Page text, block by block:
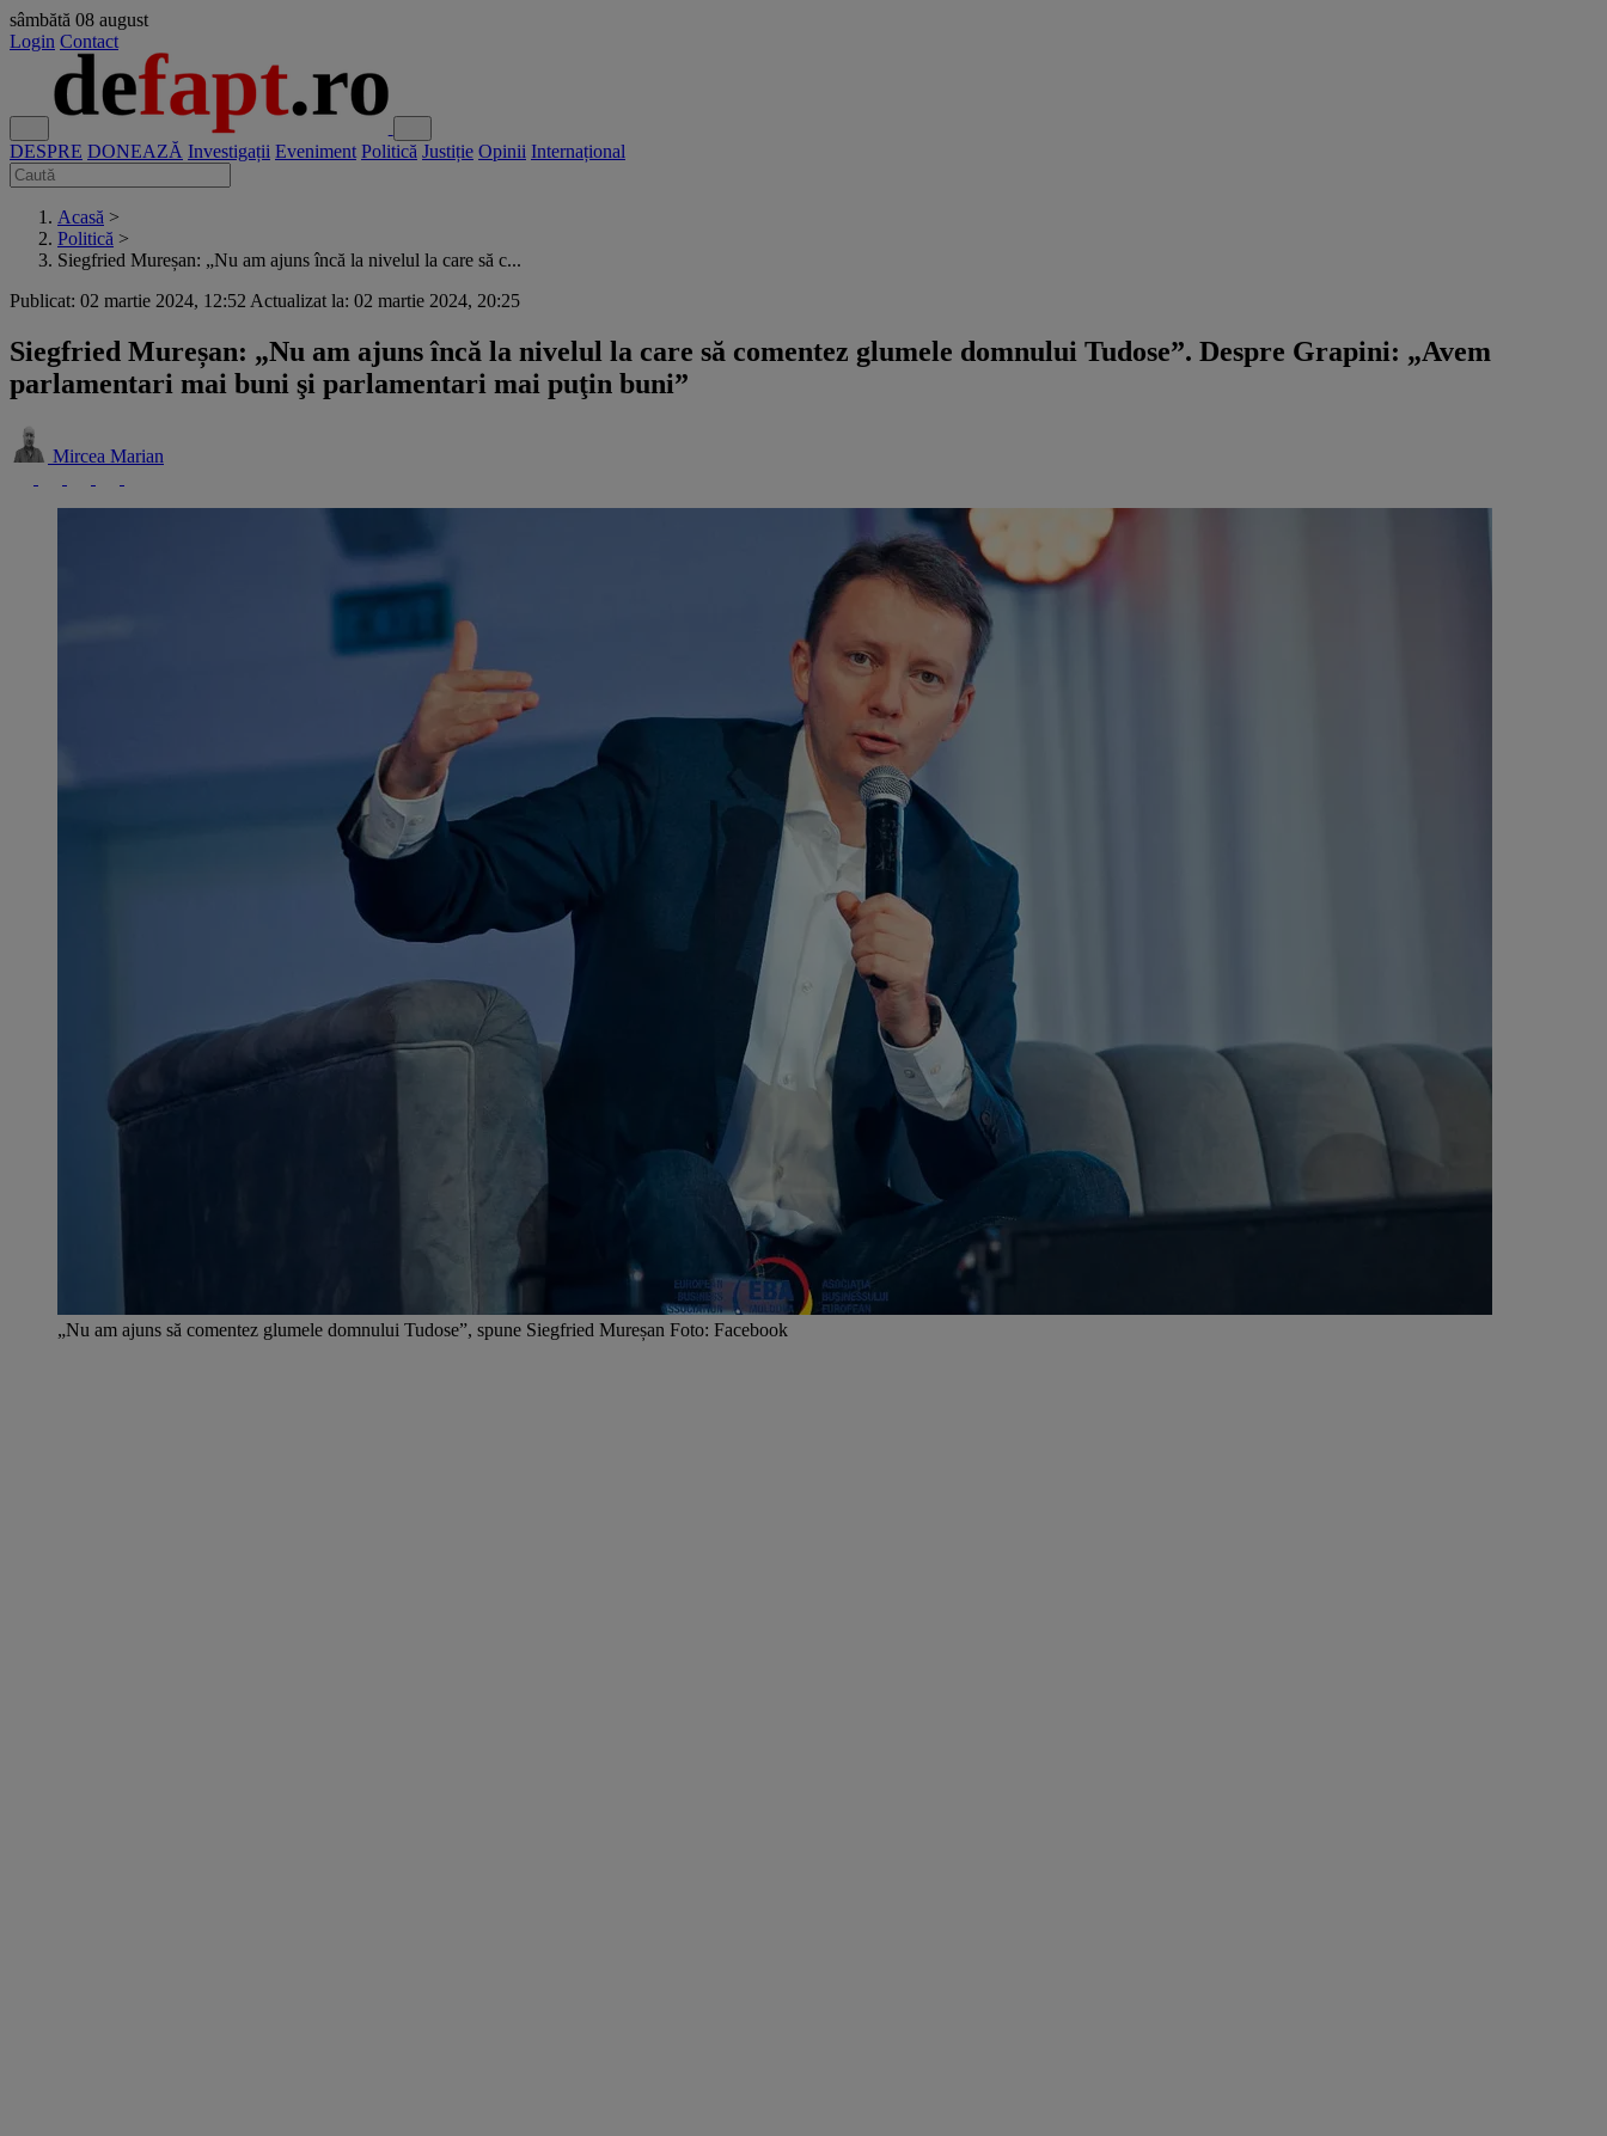
sâmbătă 08 august
Login Contact
DESPRE DONEAZĂ Investigații Eveniment Politică Justiție Opinii Internațional
Acasă >
Politică >
Siegfried Mureșan: „Nu am ajuns încă la nivelul la care să c...
Publicat: 02 martie 2024, 12:52 Actualizat la: 02 martie 2024, 20:25
Siegfried Mureșan: „Nu am ajuns încă la nivelul la care să comentez glumele domnului Tudose”. Despre Grapini: „Avem
parlamentari mai buni şi parlamentari mai puţin buni”
Mircea Marian
„Nu am ajuns să comentez glumele domnului Tudose”, spune Siegfried Mureșan Foto: Facebook